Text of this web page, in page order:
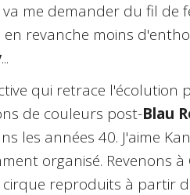
me demander du fil de
en revanche moins
...
qui retrace l'écolution
de couleurs post-Blau
les années 40. J'aime
organisé. Revenons à
cirque reproduits à partir